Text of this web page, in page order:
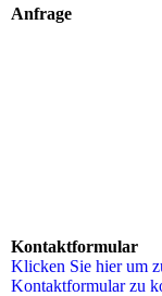
Anfrage
Kontaktformular
Klicken Sie hier um
Kon­takt­for­mu­lar zu